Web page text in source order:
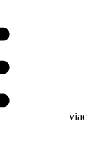
viac